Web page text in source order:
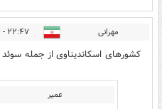
مهرانی ۲۲:۴۷ - ۱۴۰۲/۰۵/۱۶
کشورهای اسکاندیناوی از جمله
عمیر